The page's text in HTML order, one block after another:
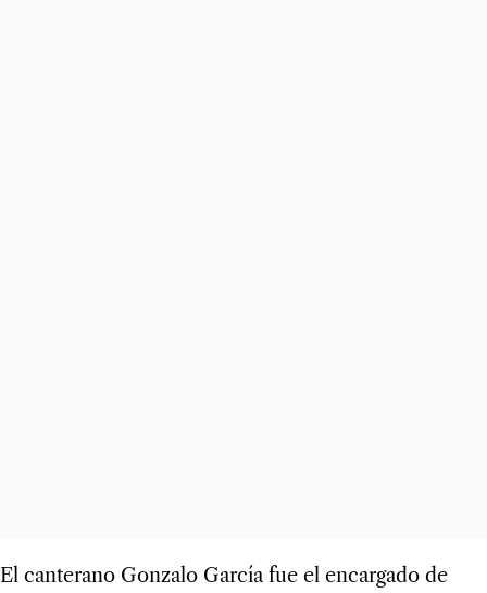
El can­te­rano Gon­zalo Gar­cía fue el encar­gado de